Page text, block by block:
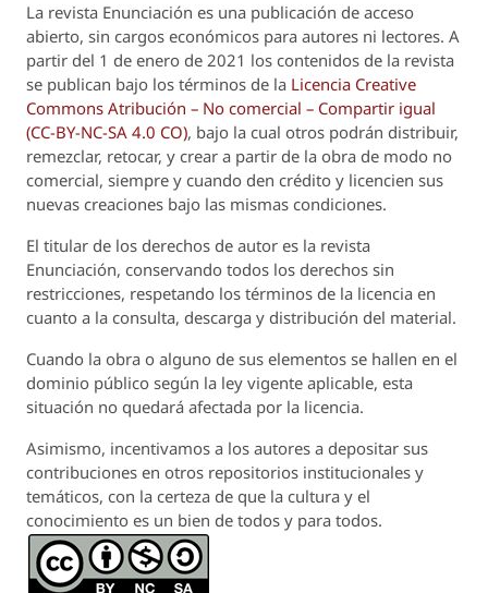
La revista Enunciación es una publicación de acceso
abierto, sin cargos económicos para autores ni lectores. A
partir del 1 de enero de 2021 los contenidos de la revista
se publican bajo los términos de la Licencia Creative
Commons Atribución – No comercial – Compartir igual
(CC-BY-NC-SA 4.0 CO), bajo la cual otros podrán distribuir,
remezclar, retocar, y crear a partir de la obra de modo no
comercial, siempre y cuando den crédito y licencien sus
nuevas creaciones bajo las mismas condiciones.
El titular de los derechos de autor es la revista
Enunciación, conservando todos los derechos sin
restricciones, respetando los términos de la licencia en
cuanto a la consulta, descarga y distribución del material.
Cuando la obra o alguno de sus elementos se hallen en el
dominio público según la ley vigente aplicable, esta
situación no quedará afectada por la licencia.
Asimismo, incentivamos a los autores a depositar sus
contribuciones en otros repositorios institucionales y
temáticos, con la certeza de que la cultura y el
conocimiento es un bien de todos y para todos.